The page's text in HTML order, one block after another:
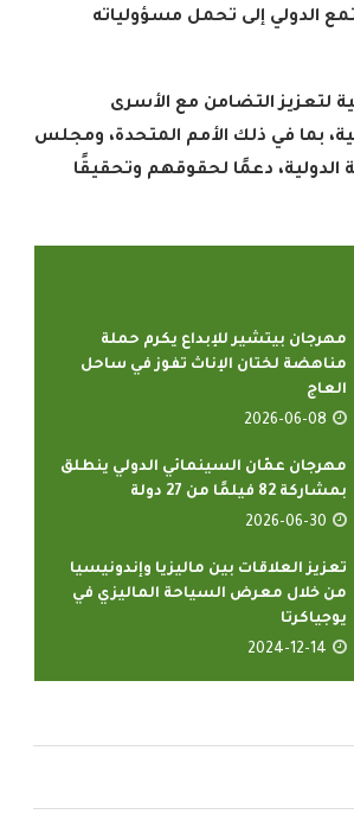
الدولي إلى تحمل مسؤولياته
لتعزيز التضامن مع الأسرى
بما في ذلك الأمم المتحدة، ومجلس
الدولية، دعمًا لحقوقهم وتحقيقًا
مهرجان بيتشير للإبداع يكرم حملة
مناهضة لختان الإناث تفوز في ساحل
العاج
2026-06-08
مهرجان عمّان السينمائي الدولي ينطلق
بمشاركة 82 فيلمًا من 27 دولة
2026-06-30
تعزيز العلاقات بين ماليزيا وإندونيسيا
من خلال معرض السياحة الماليزي في
يوجياكرتا
2024-12-14